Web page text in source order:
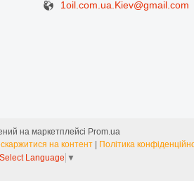
1oil.com.ua.Kiev@gmail.com
на маркетплейсі Prom.ua
на контент
Політика
Select Language ▼